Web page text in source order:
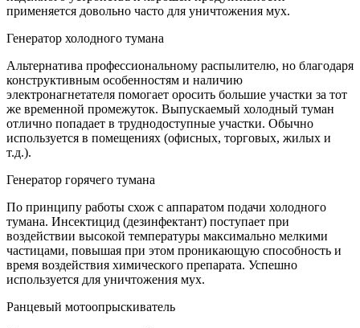
применяется довольно часто для уничтожения мух.
Генератор холодного тумана
Альтернатива профессиональному распылителю, но благодаря
конструктивным особенностям и наличию
электронагнетателя помогает оросить большие участки за тот
же временной промежуток. Выпускаемый холодный туман
отлично попадает в труднодоступные участки. Обычно
используется в помещениях (офисных, торговых, жилых и
т.д.).
Генератор горячего тумана
По принципу работы схож с аппаратом подачи холодного
тумана. Инсектицид (дезинфектант) поступает при
воздействии высокой температуры максимально мелкими
частицами, повышая при этом проникающую способность и
время воздействия химического препарата. Успешно
используется для уничтожения мух.
Ранцевый мотоопрыскиватель